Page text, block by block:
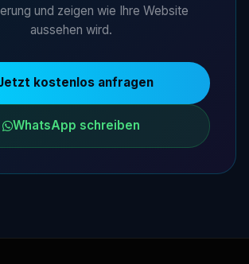
und zeigen wie Ihre Website
aussehen wird.
kostenlos anfragen
WhatsApp schreiben